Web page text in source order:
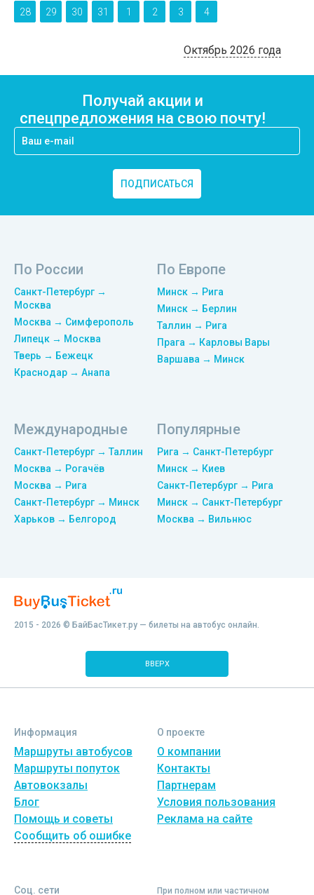
28
29
30
31
1
2
3
4
Октябрь 2026 года
Получай акции и
спецпредложения на свою почту!
ПОДПИСАТЬСЯ
По России
Санкт-Петербург →
Москва
Москва → Симферополь
Липецк → Москва
Тверь → Бежецк
Краснодар → Анапа
По Европе
Минск → Рига
Минск → Берлин
Таллин → Рига
Прага → Карловы Вары
Варшава → Минск
Международные
Санкт-Петербург → Таллин
Москва → Рогачёв
Москва → Рига
Санкт-Петербург → Минск
Харьков → Белгород
Популярные
Рига → Санкт-Петербург
Минск → Киев
Санкт-Петербург → Рига
Минск → Санкт-Петербург
Москва → Вильнюс
2015 - 2026 © БайБасТикет.ру — билеты на автобус онлайн.
ВВЕРХ
Информация
Маршруты автобусов
Маршруты попуток
Автовокзалы
Блог
Помощь и советы
Сообщить об ошибке
О проекте
О компании
Контакты
Партнерам
Условия пользования
Реклама на сайте
Соц. сети При полном или частичном